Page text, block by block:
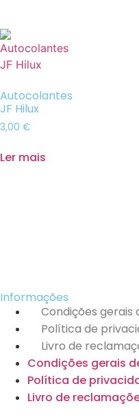
Autocolantes
JF Hilux
3,00 €
Ler mais
Informações
Condições gerais
Política de
Livro de
Condições gerais
Política de
Livro de